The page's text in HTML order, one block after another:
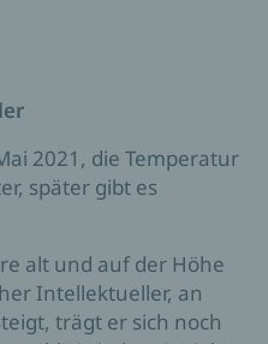
2021, die Temperatur
später gibt es
alt und auf der Höhe
Intellektueller, an
trägt er sich noch